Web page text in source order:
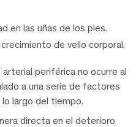
en las uñas de los pies.
de vello corporal.
periférica no ocurre al
a una serie de factores
largo del tiempo.
directa en el deterioro